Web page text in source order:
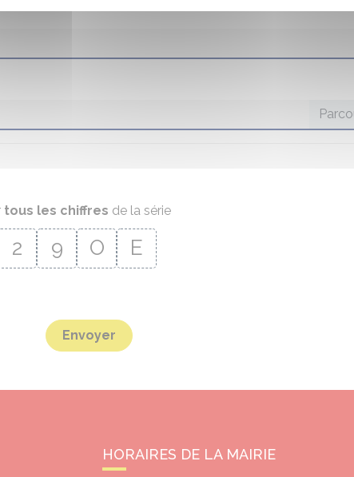
tous les chiffres de la série
2 9 O E
Envoyer
HORAIRES DE LA MAIRIE